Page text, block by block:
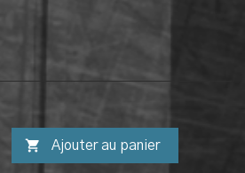
 Ajouter au panier